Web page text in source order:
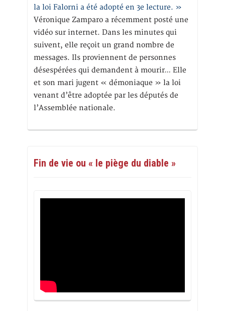
la loi Falorni a été adopté en 3e lecture. »
Véronique Zamparo a récemment posté une
vidéo sur internet. Dans les minutes qui
suivent, elle reçoit un grand nombre de
messages. Ils proviennent de personnes
désespérées qui demandent à mourir… Elle
et son mari jugent « démoniaque » la loi
venant d’être adoptée par les députés de
l’Assemblée nationale.
Fin de vie ou « le piège du diable »